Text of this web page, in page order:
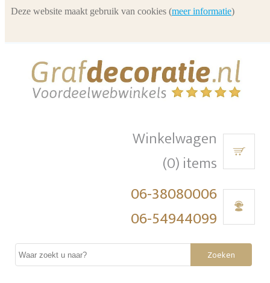
Winkelwagen
(0) items
06-38080006
06-54944099
Zoeken
Deze website maakt gebruik van cookies (meer informatie)